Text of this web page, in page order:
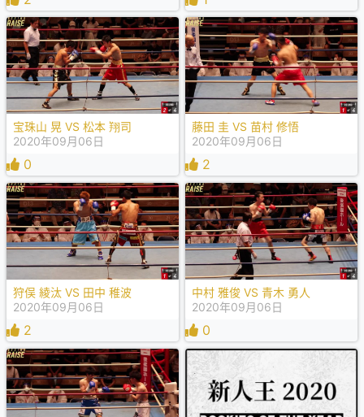
宝珠山 晃 VS 松本 翔司
2020年09月06日
0
藤田 圭 VS 苗村 修悟
2020年09月06日
2
狩俣 綾汰 VS 田中 稚波
2020年09月06日
2
中村 雅俊 VS 青木 勇人
2020年09月06日
0